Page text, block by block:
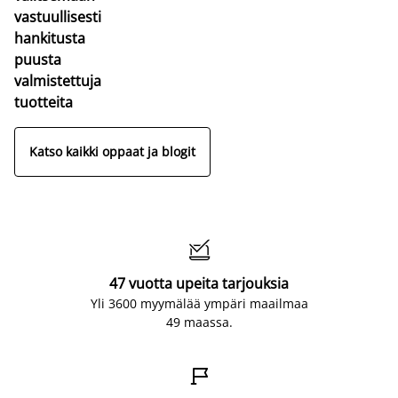
vastuullisesti
hankitusta
puusta
valmistettuja
tuotteita
Katso kaikki oppaat ja blogit

47 vuotta upeita tarjouksia
Yli 3600 myymälää ympäri maailmaa
49 maassa.
